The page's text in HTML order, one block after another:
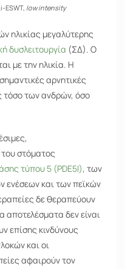
ESWT, low intensity
ηλικίας μεγαλύτερης
δυσλειτουργία (ΣΔ). Ο
με την ηλικία. Η
αρνητικές
τόσο των ανδρών, όσο
στόματος
τύπου 5 (PDE5I), των
ενέσεων και των πεϊκών
δε θεραπεύουν
αποτελέσματα δεν είναι
επίσης κινδύνους
και οι
αφαιρούν τον